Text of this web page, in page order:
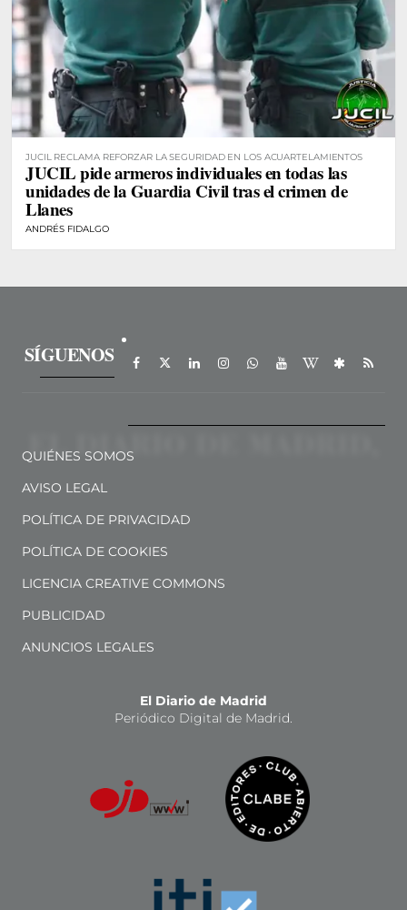
JUCIL RECLAMA REFORZAR LA SEGURIDAD EN LOS ACUARTELAMIENTOS
JUCIL pide armeros individuales en todas las
unidades de la Guardia Civil tras el crimen de
Llanes
ANDRÉS FIDALGO
SÍGUENOS
QUIÉNES SOMOS
AVISO LEGAL
POLÍTICA DE PRIVACIDAD
POLÍTICA DE COOKIES
LICENCIA CREATIVE COMMONS
PUBLICIDAD
ANUNCIOS LEGALES
El Diario de Madrid
Periódico Digital de Madrid.